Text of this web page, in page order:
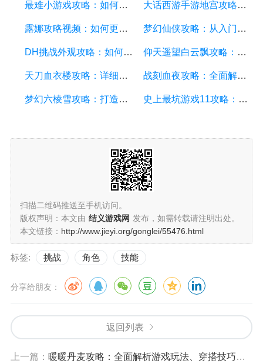
最难小游戏攻略：如何通关这款挑战极限的游戏 大话西游手游地宫攻略：探索地宫，赢取珍宝
露娜攻略视频：如何更好地玩转这款热门游戏 梦幻仙侠攻略：从入门到精通的游戏攻略详解
DH挑战外观攻略：如何轻松获取想要的外观 仰天遥望白云飘攻略：攀登天际，探索云海的冒险之旅
天刀血衣楼攻略：详细解析如何通关 战刻血夜攻略：全面解析游戏玩法和技巧
梦幻六棱雪攻略：打造最强战队，探索冒险世界 史上最坑游戏11攻略：如何在这个充满挑战的游戏中取得胜利？
扫描二维码推送至手机访问。
版权声明：本文由 结义游戏网 发布，如需转载请注明出处。
本文链接： http://www.jieyi.org/gonglei/55476.html
标签: 挑战 角色 技能
分享给朋友：
返回列表
上一篇： 暖暖丹麦攻略：全面解析游戏玩法、穿搭技巧和收集指南